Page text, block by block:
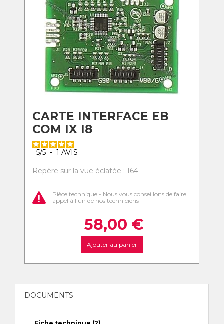
CARTE INTERFACE EB
COM IX I8
5/5 - 1 AVIS
Repère sur la vue éclatée : 164
Pièce technique - Nous vous conseillons de faire
appel à l'un de nos techniciens
58,00 €
Ajouter au panier
DOCUMENTS